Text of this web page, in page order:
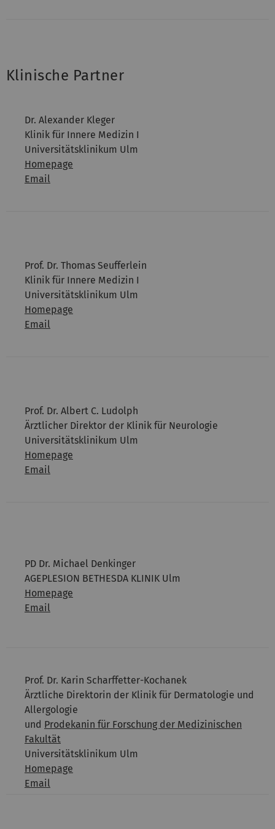
Klinische Partner
Dr. Alexander Kleger
Klinik für Innere Medizin I
Universitätsklinikum Ulm
Homepage
Email
Prof. Dr. Thomas Seufferlein
Klinik für Innere Medizin I
Universitätsklinikum Ulm
Homepage
Email
Prof. Dr. Albert C. Ludolph
Ärztlicher Direktor der Klinik für Neurologie
Universitätsklinikum Ulm
Homepage
Email
PD Dr. Michael Denkinger
AGEPLESION BETHESDA KLINIK Ulm
Homepage
Email
Prof. Dr. Karin Scharffetter-Kochanek
Ärztliche Direktorin der Klinik für Dermatologie und
Allergologie
und Prodekanin für Forschung der Medizinischen
Fakultät
Universitätsklinikum Ulm
Homepage
Email